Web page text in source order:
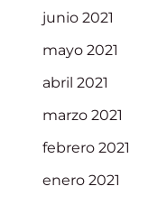
junio 2021
mayo 2021
abril 2021
marzo 2021
febrero 2021
enero 2021